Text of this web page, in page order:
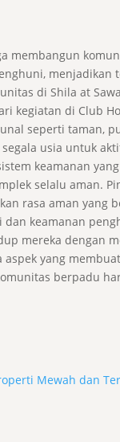
membangun
menjadikan
di Shila at
kegiatan di Club
seperti taman,
usia untuk
keamanan yang
selalu aman.
rasa aman yang
keamanan
mereka dengan
yang
berpadu
Mewah dan